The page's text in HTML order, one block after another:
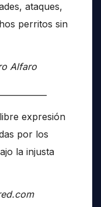
ataques,
perritos sin
Alfaro
expresión
por los
la injusta